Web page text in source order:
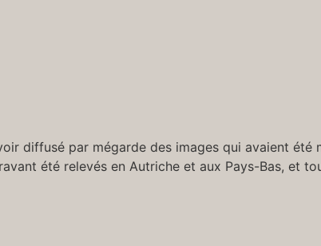
diffusé par mégarde des images qui avaient été
été relevés en Autriche et aux Pays-Bas, et